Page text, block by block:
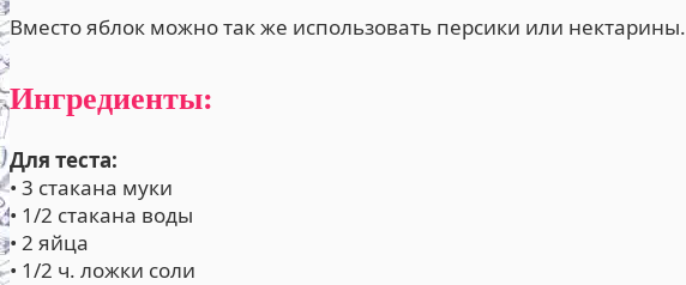
Вместо яблок можно так же использовать персики или нектарины.
Ингредиенты:
Для теста:
• 3 стакана муки
• 1/2 стакана воды
• 2 яйца
• 1/2 ч. ложки соли